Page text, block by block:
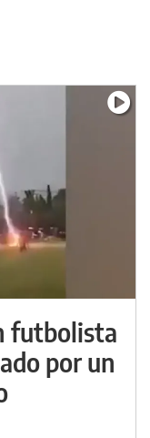
futbolista
por un